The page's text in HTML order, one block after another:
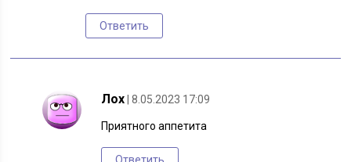
Ответить
Лох | 8.05.2023 17:09
Приятного аппетита